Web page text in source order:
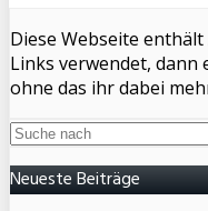
Diese Webseite
Links verwendet, dann
ohne das ihr dabei
Neueste Beiträge